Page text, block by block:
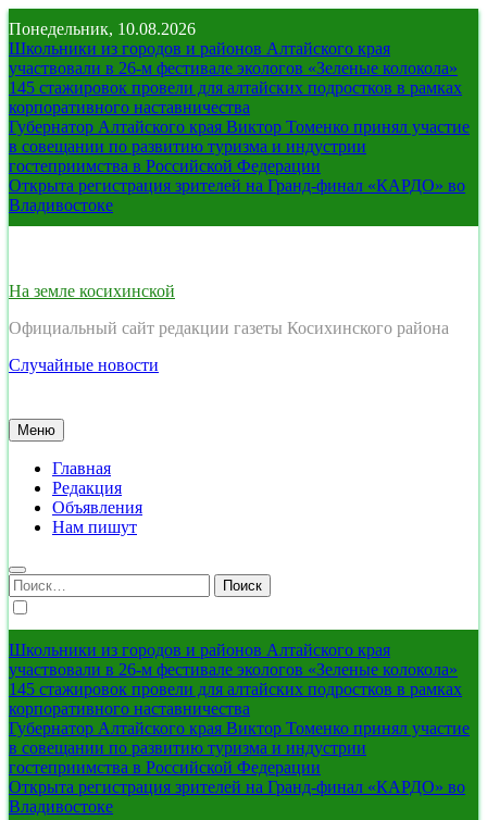
Перейти
к
содержимому
Понедельник, 10.08.2026
Школьники из городов и районов Алтайского края
участвовали в 26-м фестивале экологов «Зеленые колокола»
145 стажировок провели для алтайских подростков в рамках
корпоративного наставничества
Губернатор Алтайского края Виктор Томенко принял участие
в совещании по развитию туризма и индустрии
гостеприимства в Российской Федерации
Открыта регистрация зрителей на Гранд-финал «КАРДО» во
Владивостоке
На земле косихинской
Официальный сайт редакции газеты Косихинского района
Случайные новости
Меню
Главная
Редакция
Объявления
Нам пишут
Найти:
Школьники из городов и районов Алтайского края
участвовали в 26-м фестивале экологов «Зеленые колокола»
145 стажировок провели для алтайских подростков в рамках
корпоративного наставничества
Губернатор Алтайского края Виктор Томенко принял участие
в совещании по развитию туризма и индустрии
гостеприимства в Российской Федерации
Открыта регистрация зрителей на Гранд-финал «КАРДО» во
Владивостоке